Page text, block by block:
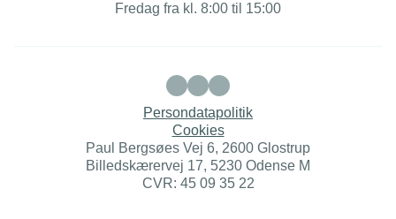
Fredag fra kl. 8:00 til 15:00
Persondatapolitik
Cookies
Paul Bergsøes Vej 6, 2600 Glostrup
Billedskærervej 17, 5230 Odense M
CVR: 45 09 35 22